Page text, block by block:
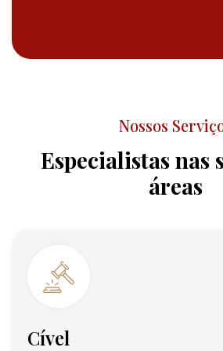
Nossos
Especialistas nas
áreas
Cível